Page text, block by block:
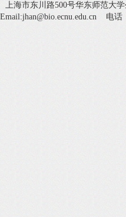
海市东川路500号华东师范大
Email:jhan@bio.ecnu.edu.cn 电